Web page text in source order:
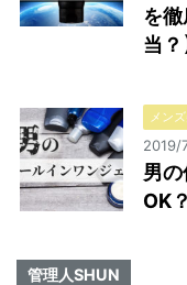
を
当？
メン
2019/
男
OK
管理人SHUN